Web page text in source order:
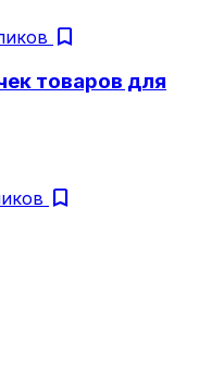
bookmark
товаров для
bookmark